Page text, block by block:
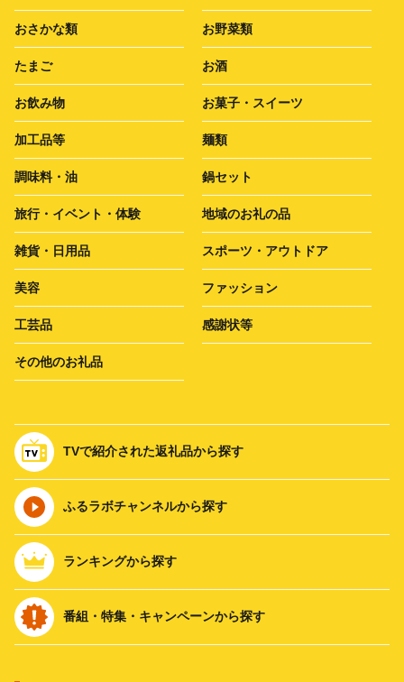
おさかな類 お野菜類
たまご お酒
お飲み物 お菓子・スイーツ
加工品等 麺類
調味料・油 鍋セット
旅行・イベント・体験 地域のお礼の品
雑貨・日用品 スポーツ・アウトドア
美容 ファッション
工芸品 感謝状等
その他のお礼品
TVで紹介された返礼品から探す
ふるラボチャンネルから探す
ランキングから探す
番組・特集・キャンペーンから探す